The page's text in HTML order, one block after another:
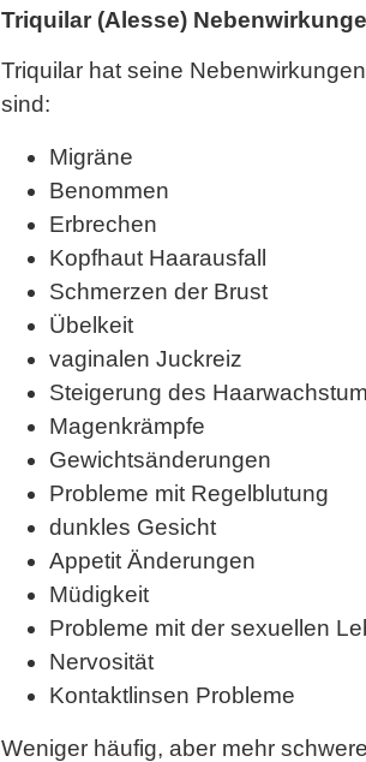
Triquilar (Alesse)
Triquilar hat seine
sind:
Migräne
Benommen
Erbrechen
Kopfhaut Haarausfall
Schmerzen der Brust
Übelkeit
vaginalen Juckreiz
Steigerung des
Magenkrämpfe
Gewichtsänderungen
Probleme mit Regelblutung
dunkles Gesicht
Appetit Änderungen
Müdigkeit
Probleme mit der sexuellen
Nervosität
Kontaktlinsen Probleme
Weniger häufig, aber mehr